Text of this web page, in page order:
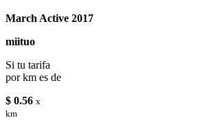
March Active 2017
miituo
Si tu tarifa
por km es de
$ 0.56 x
km